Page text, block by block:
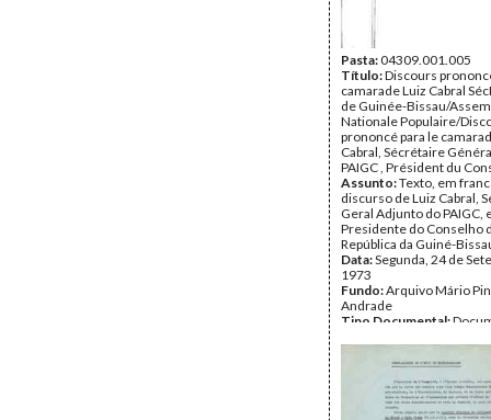
Pasta:04309.001.005
Título:Discours
camarade Luiz Cabral
de Guinée-Bissau/
Nationale Populaire/
prononcé para le
Cabral, Sécrétaire
PAIGC , Président du
Assunto:Texto, em
discurso de Luiz Cabral,
Geral Adjunto do PAIGC,
Presidente do Conselho
República da Guiné-
Data:Segunda, 24 de
1973
Fundo:Arquivo Mário
Andrade
Tipo Documental: